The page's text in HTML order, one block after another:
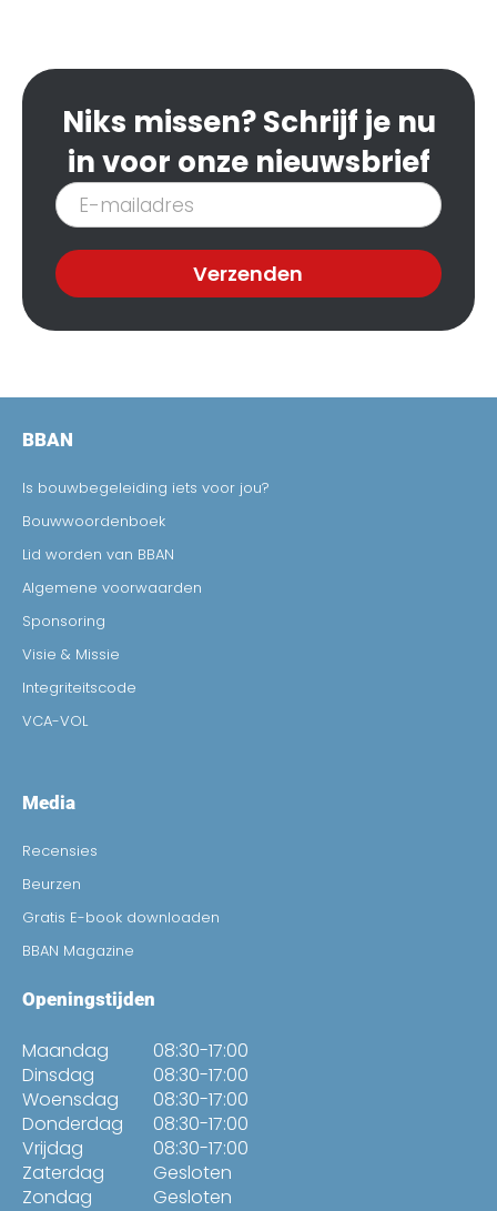
Niks missen? Schrijf je nu
in voor onze nieuwsbrief
Inschrijven
nieuwsbrief
Verzenden
BBAN
Is bouwbegeleiding iets voor jou?
Bouwwoordenboek
Lid worden van BBAN
Algemene voorwaarden
Sponsoring
Visie & Missie
Integriteitscode
VCA-VOL
Media
Recensies
Beurzen
Gratis E-book downloaden
BBAN Magazine
Openingstijden
Maandag
Dinsdag
Woensdag
Donderdag
Vrijdag
Zaterdag
Zondag
08:30-17:00
08:30-17:00
08:30-17:00
08:30-17:00
08:30-17:00
Gesloten
Gesloten